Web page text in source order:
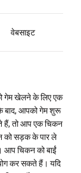
वेबसाइट
गेम खेलने के लिए एक
बाद, आपको गेम शुरू
तो आप एक चिकन
को सड़क के पार ले
आप चिकन को बाईं
कर सकते हैं। यदि